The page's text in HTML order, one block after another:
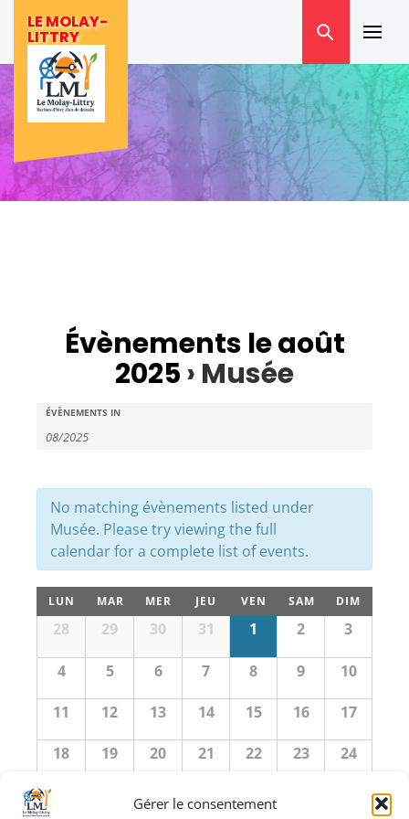
Gérer le consentement
content
LE MOLAY-
LITTRY
Menu
Évènements le août
2025› Musée
Recherche
et
de
vues
Évènements
Évènements
Search
ÉVÈNEMENTS IN
No matching évènements listed under
Musée. Please try viewing the full
calendar for a complete list of events.
Calendrier
de
Évènements
Calendrier
Évènements
LUN MAR MER JEU VEN SAM DIM
28 29 30 31 1 2 3
4 5 6 7 8 9 10
11 12 13 14 15 16 17
18 19 20 21 22 23 24